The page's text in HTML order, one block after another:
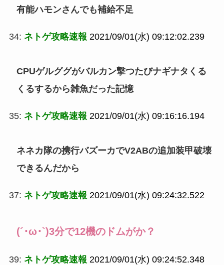
有能ハモンさんでも補給不足
34: ネトゲ攻略速報 2021/09/01(水) 09:12:02.239
CPUゲルググがバルカン撃つたびナギナタくる
くるするから雑魚だった記憶
35: ネトゲ攻略速報 2021/09/01(水) 09:16:16.194
ネネカ隊の携行バズーカでV2ABの追加装甲破壊
できるんだから
37: ネトゲ攻略速報 2021/09/01(水) 09:24:32.522
(´･ω･`)3分で12機のドムがか？
39: ネトゲ攻略速報 2021/09/01(水) 09:24:52.348